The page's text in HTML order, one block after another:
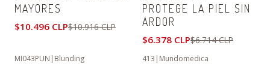
MAYORES
$10.496 CLP$10.916 CLP
PROTEGE LA PIEL SIN
ARDOR
$6.378 CLP$6.714 CLP
MI043PUN | Blunding 413 | Mundomedica